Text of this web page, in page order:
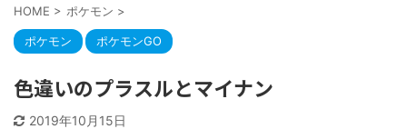
HOME > ポケモン >
ポケモン ポケモンGO
色違いのプラスルとマイナン
2019年10月15日